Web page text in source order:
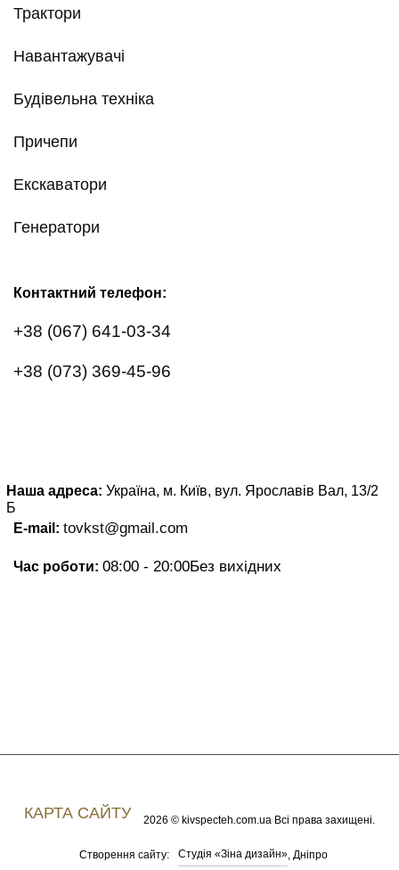
Трактори
Навантажувачі
Будівельна техніка
Причепи
Екскаватори
Генератори
Контактний телефон:
+38 (067) 641-03-34
+38 (073) 369-45-96
Наша адреса: Україна, м. Київ, вул. Ярославів Вал, 13/2
Б
E-mail: tovkst@gmail.com
Час роботи: 08:00 - 20:00Без вихідних
КАРТА САЙТУ 2026 © kivspecteh.com.ua Всі права захищені.
Створення сайту: Студія «Зіна дизайн», Дніпро